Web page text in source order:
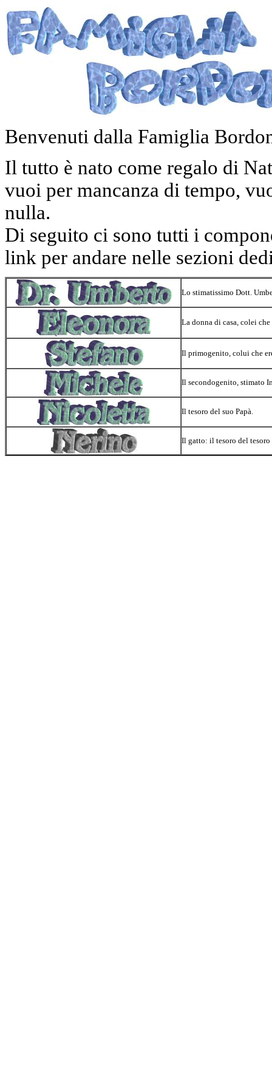
Benvenuti dalla Famiglia
Il tutto è nato come regalo di
vuoi per mancanza di tempo,
nulla.
Di seguito ci sono tutti i
link per andare nelle sezioni
Lo stimatissimo Dott.
La donna di casa, colei
Il primogenito, colui che
Il secondogenito, stimato
Il tesoro del suo Papà.
Il gatto: il tesoro del tesoro